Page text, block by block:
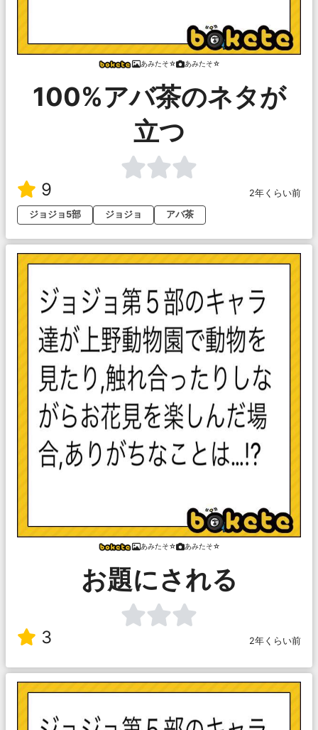
あみたそ☆ あみたそ☆
100%アバ茶のネタが
立つ
9
2年くらい前
ジョジョ5部
ジョジョ アバ茶
あみたそ☆ あみたそ☆
お題にされる
3 2年くらい前